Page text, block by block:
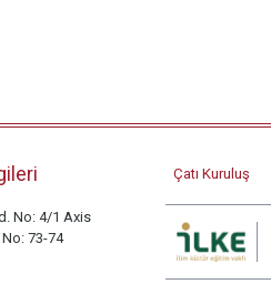
No: 4/1 Axis
73-74
Çatı Kuruluş